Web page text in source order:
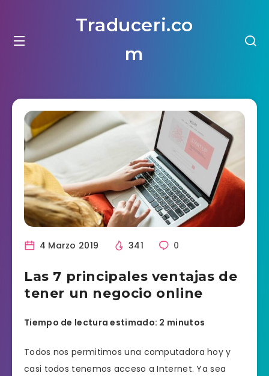
Traduceri.co
m
4 Marzo 2019 341 0
Las 7 principales ventajas de
tener un negocio online
Tiempo de lectura estimado: 2 minutos
Todos nos permitimos una computadora hoy y
casi todos tenemos acceso a Internet. Ya sea